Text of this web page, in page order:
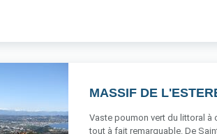
MASSIF DE
Vaste poumon vert du littoral à
tout à fait remarquable. De